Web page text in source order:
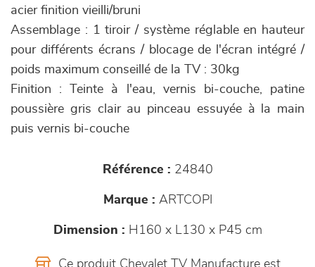
acier finition vieilli/bruni
Assemblage : 1 tiroir / système réglable en hauteur
pour différents écrans / blocage de l'écran intégré /
poids maximum conseillé de la TV : 30kg
Finition : Teinte à l'eau, vernis bi-couche, patine
poussière gris clair au pinceau essuyée à la main
puis vernis bi-couche
Référence : 24840
Marque : ARTCOPI
Dimension : H160 x L130 x P45 cm
Ce produit Chevalet TV Manufacture est